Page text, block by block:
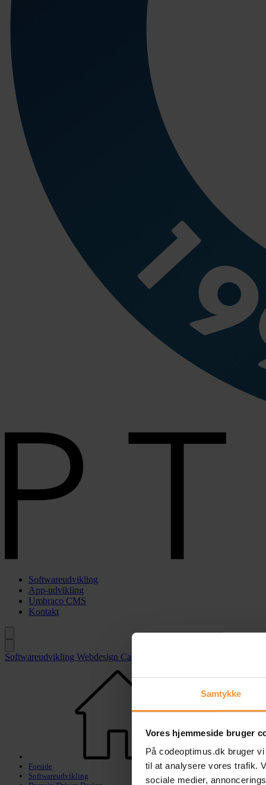
Samtykke
Vores hjemmeside bruger
På codeoptimus.dk bruger
til at analysere vores trafik.
sociale medier,
Softwareudvikling
App-udvikling
Umbraco CMS
Kontakt
Softwareudvikling Webdesign Casestories
Forside
Softwareudvikling